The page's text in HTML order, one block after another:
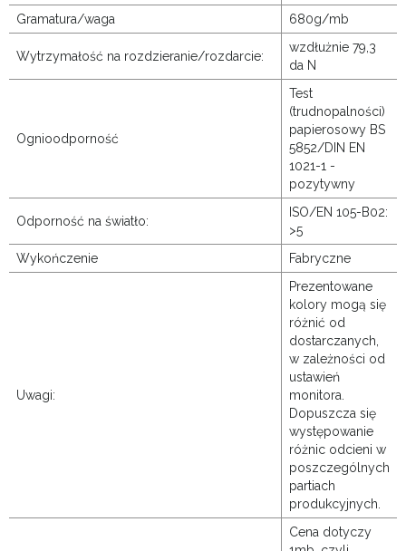
Gramatura/waga
680g/mb
Wytrzymałość na rozdzieranie/rozdarcie:
wzdłużnie 79,3
da N
Ognioodporność
Test
(trudnopalności)
papierosowy BS
5852/DIN EN
1021-1 -
pozytywny
Odporność na światło:
ISO/EN 105-B02:
>5
Wykończenie
Fabryczne
Uwagi:
Prezentowane
kolory mogą się
różnić od
dostarczanych,
w zależności od
ustawień
monitora.
Dopuszcza się
występowanie
różnic odcieni w
poszczególnych
partiach
produkcyjnych.
Cena dotyczy